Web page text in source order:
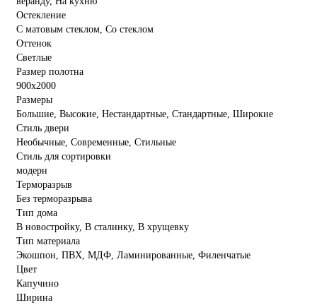
Остекление
С матовым стеклом, Со стеклом
Оттенок
Светлые
Размер полотна
900х2000
Размеры
Большие, Высокие, Нестандартные, Стандартные, Широкие
Стиль двери
Необычные, Современные, Стильные
Стиль для сортировки
модерн
Терморазрыв
Без терморазрыва
Тип дома
В новостройку, В сталинку, В хрущевку
Тип материала
Экошпон, ПВХ, МДФ, Ламинированные, Филенчатые
Цвет
Капучино
Ширина